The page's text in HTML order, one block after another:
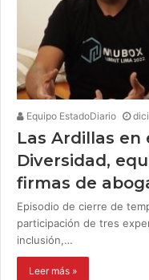
Equipo EstadoDiario
Las Ardillas en
Diversidad,
firmas de
Episodio de cierre de
participación de tres
inclusión,…
Leer más »